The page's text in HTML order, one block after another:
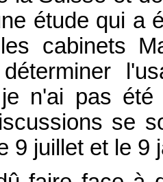
étude qui a
cabinets
n'ai pas été
se
9 juillet et le 9